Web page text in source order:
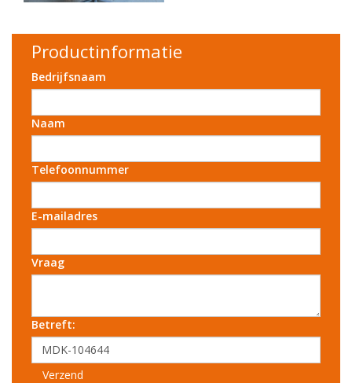
Productinformatie
Bedrijfsnaam
Naam
Telefoonnummer
E-mailadres
Vraag
Betreft:
Verzend